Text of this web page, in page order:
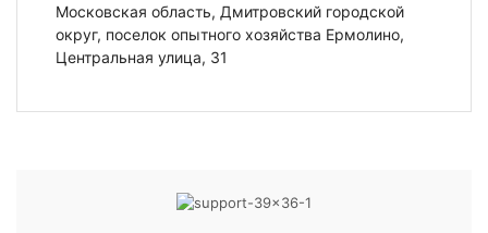
Московская область, Дмитровский городской
округ, поселок опытного хозяйства Ермолино,
Центральная улица, 31